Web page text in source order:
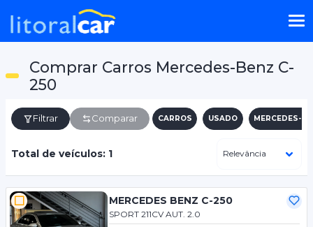
Comprar Carros Mercedes-Benz C-
250
Filtrar Comparar CARROS USADO MERCEDES-
Total de veículos: 1
MERCEDES BENZ C-250
SPORT 211CV AUT. 2.0